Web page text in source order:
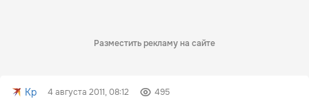
Разместить рекламу на сайте
Kp 4 августа 2011, 08:12 495